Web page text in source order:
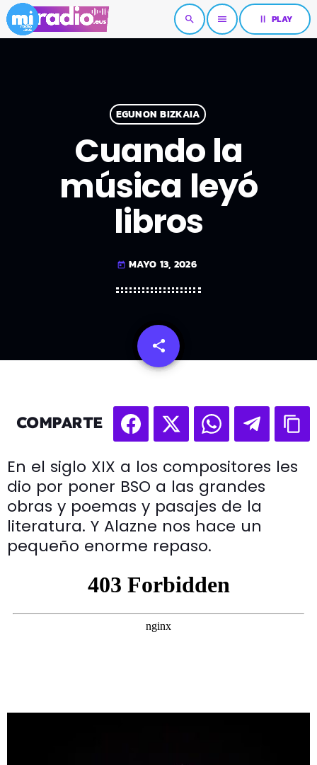
search menu pause PLAY
EGUNON BIZKAIA
Cuando la
música leyó
libros
today MAYO 13, 2026
share
email
COMPARTE
En el siglo XIX a los compositores les
dio por poner BSO a las grandes
obras y poemas y pasajes de la
literatura. Y Alazne nos hace un
pequeño enorme repaso.